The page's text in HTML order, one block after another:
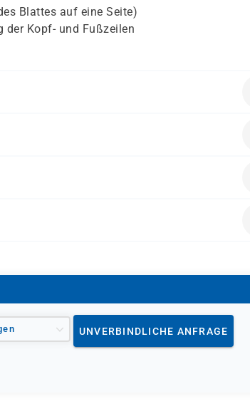
Blattes auf eine Seite)
der Kopf- und Fußzeilen
auftreten können und wie das Programm
UNVERBINDLICHE ANFRAGE